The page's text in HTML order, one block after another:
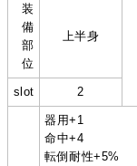
装
備
部
位
上半身
slot 2
器用+1
命中+4
転倒耐性+5%